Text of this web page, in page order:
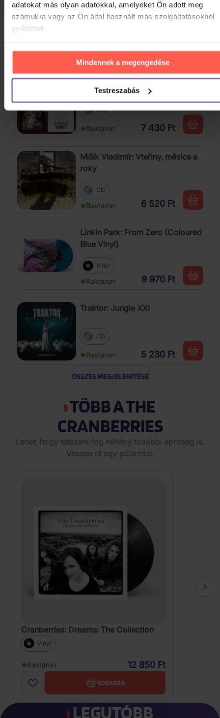
adatokat más olyan adatokkal, amelyeket Ön adott meg
számukra vagy az Ön által használt más szolgáltatásokból
gyűjtöttek.
Mindennek a megengedése
Testreszabás
Harlej: Best Of 30 let (2006 -
2025) Part 2
Raktáron 4 890 Ft
Kabát: Original Albums Vol.3
4CD
Raktáron 7 430 Ft
Mišík Vladimír: Vteřiny, měsíce a
roky
CD
Raktáron 6 520 Ft
Linkin Park: From Zero (Coloured
Blue Vinyl)
Vinyl
Raktáron 9 970 Ft
Traktor: Jungle XXI
CD
Raktáron 5 230 Ft
ÖSSZES MEGJELENÍTÉSE
TÖBB A THE
CRANBERRIES
Lehet, hogy tetszeni fog néhány további apróság is.
Vessen rá egy pillantást.
Cranberries: Dreams: The Collection
Vinyl
Raktáron 12 850 Ft
KOSÁRBA
LEGUTÓBB